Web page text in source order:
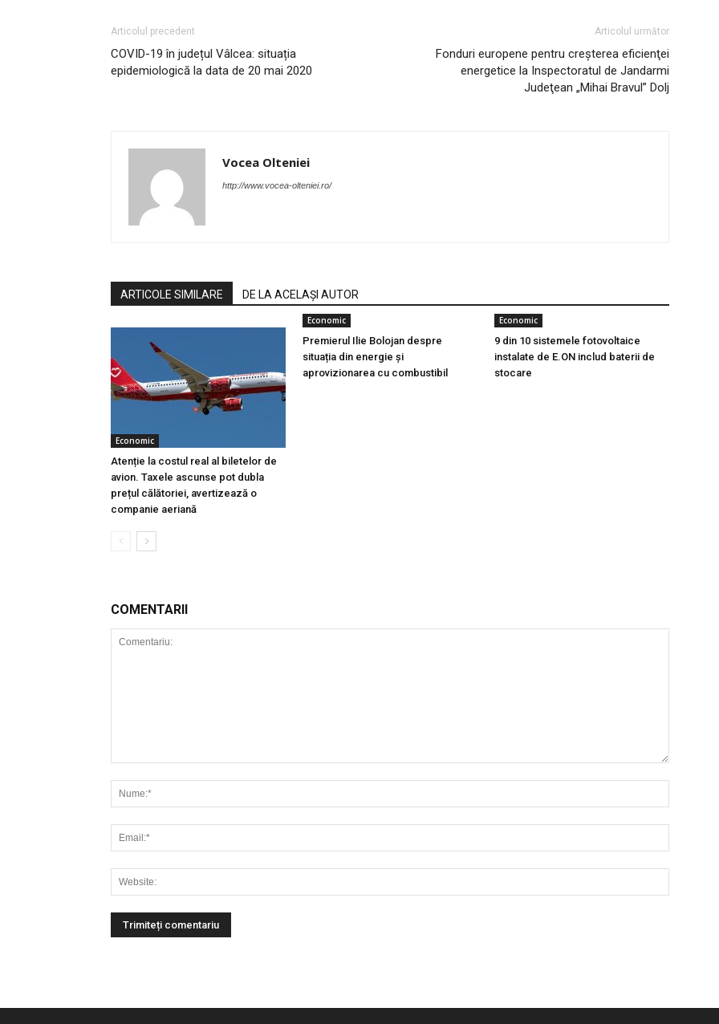
Articolul precedent
COVID-19 în județul Vâlcea: situația
epidemiologică la data de 20 mai 2020
Articolul următor
Fonduri europene pentru creşterea eficienţei
energetice la Inspectoratul de Jandarmi
Judeţean „Mihai Bravul” Dolj
Vocea Olteniei
http://www.vocea-olteniei.ro/
ARTICOLE SIMILARE DE LA ACELAȘI AUTOR
Economic
Atenție la costul real al biletelor de
avion. Taxele ascunse pot dubla
prețul călătoriei, avertizează o
companie aeriană
Economic
Premierul Ilie Bolojan despre
situația din energie și
aprovizionarea cu combustibil
Economic
9 din 10 sistemele fotovoltaice
instalate de E.ON includ baterii de
stocare
COMENTARII